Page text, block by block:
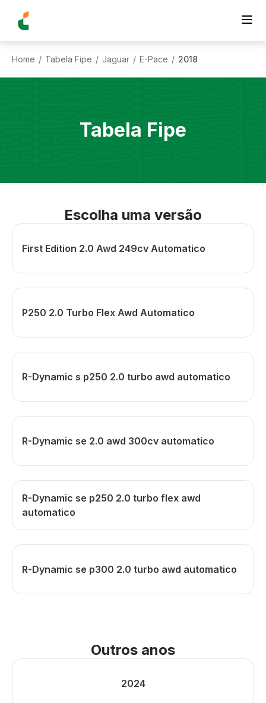
Home / Tabela Fipe / Jaguar / E-Pace / 2018
Tabela Fipe
Escolha uma versão
First Edition 2.0 Awd 249cv Automatico
P250 2.0 Turbo Flex Awd Automatico
R-Dynamic s p250 2.0 turbo awd automatico
R-Dynamic se 2.0 awd 300cv automatico
R-Dynamic se p250 2.0 turbo flex awd
automatico
R-Dynamic se p300 2.0 turbo awd automatico
Outros anos
2024